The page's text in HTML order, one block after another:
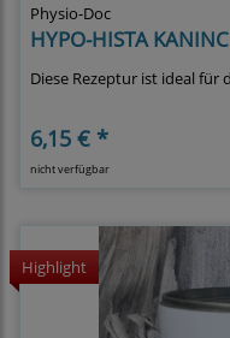
Physio-Doc
HYPO-HISTA
Diese Rezeptur ist ideal
6,15 € *
nicht verfügbar
Highlight